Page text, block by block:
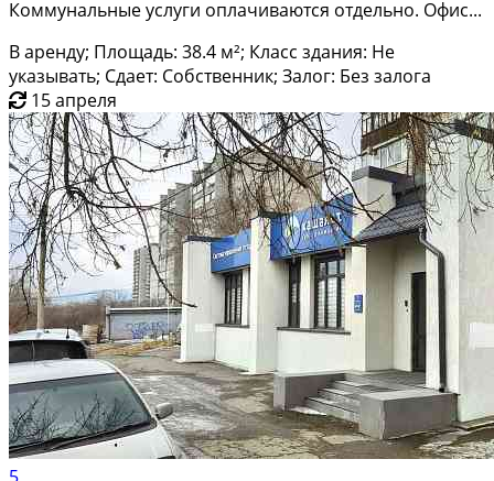
Коммунальные услуги оплачиваются отдельно. Офис...
В аренду; Площадь: 38.4 м²; Класс здания: Не
указывать; Сдает: Собственник; Залог: Без залога
15 апреля